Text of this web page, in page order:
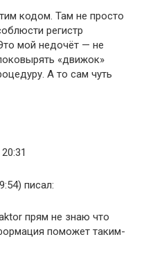
кодом. Там не просто
регистр
мой недочёт — не
«движок»
А то сам чуть
писал:
прям не знаю что
поможет таким-